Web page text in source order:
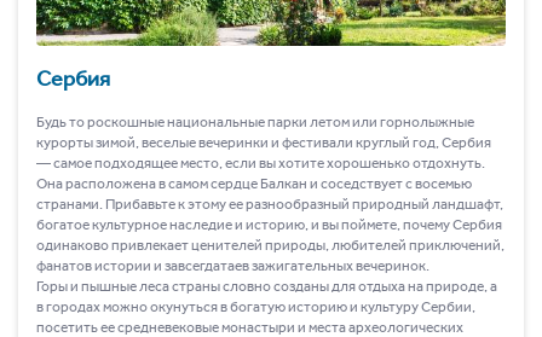
Сербия
Будь то роскошные национальные парки летом или горнолыжные
курорты зимой, веселые вечеринки и фестивали круглый год, Сербия
― самое подходящее место, если вы хотите хорошенько отдохнуть.
Она расположена в самом сердце Балкан и соседствует с восемью
странами. Прибавьте к этому ее разнообразный природный ландшафт,
богатое культурное наследие и историю, и вы поймете, почему Сербия
одинаково привлекает ценителей природы, любителей приключений,
фанатов истории и завсегдатаев зажигательных вечеринок.
Горы и пышные леса страны словно созданы для отдыха на природе, а
в городах можно окунуться в богатую историю и культуру Сербии,
посетить ее средневековые монастыри и места археологических